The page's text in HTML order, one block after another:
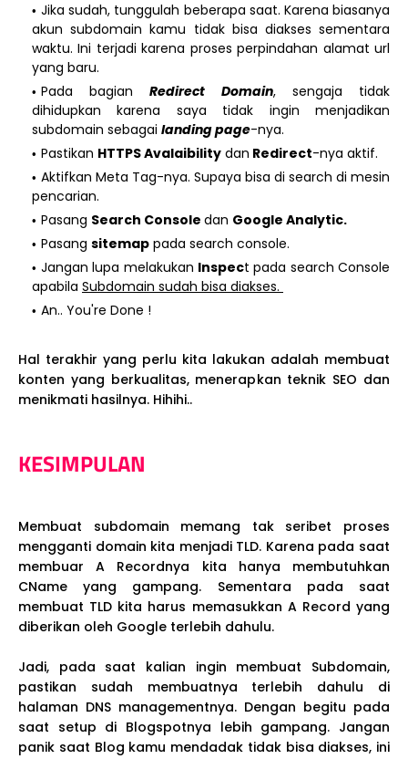
Jika sudah, tunggulah beberapa saat. Karena biasanya
akun subdomain kamu tidak bisa diakses sementara
waktu. Ini terjadi karena proses perpindahan alamat url
yang baru.
Pada bagianRedirect Domain, sengaja tidak
dihidupkan karena saya tidak ingin menjadikan
subdomain sebagai landing page-nya.
Pastikan HTTPS Avalaibility dan Redirect-nya aktif.
Aktifkan Meta Tag-nya. Supaya bisa di search di mesin
pencarian.
Pasang Search Console dan Google Analytic.
Pasang sitemap pada search console.
Jangan lupa melakukan Inspect pada search Console
apabila Subdomain sudah bisa diakses.
An.. You're Done !
Hal terakhir yang perlu kita lakukan adalah membuat
konten yang berkualitas, menerapkan teknik SEO dan
menikmati hasilnya. Hihihi..
KESIMPULAN
Membuat subdomain memang tak seribet proses
mengganti domain kita menjadi TLD. Karena pada saat
membuar A Recordnya kita hanya membutuhkan
CName yang gampang. Sementara pada saat
membuat TLD kita harus memasukkan A Record yang
diberikan oleh Google terlebih dahulu.
Jadi, pada saat kalian ingin membuat Subdomain,
pastikan sudah membuatnya terlebih dahulu di
halaman DNS managementnya. Dengan begitu pada
saat setup di Blogspotnya lebih gampang. Jangan
panik saat Blog kamu mendadak tidak bisa diakses, ini